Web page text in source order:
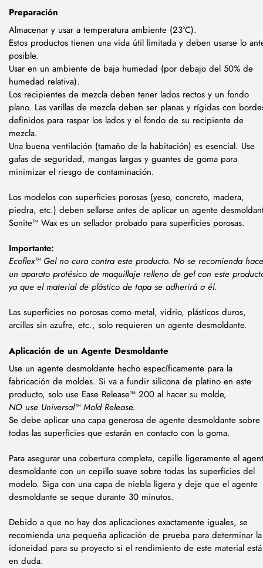
Preparación
Almacenar y usar a temperatura ambiente (23°C).
Estos productos tienen una vida útil limitada y deben usarse lo
posible.
Usar en un ambiente de baja humedad (por debajo del 50% de
humedad relativa).
Los recipientes de mezcla deben tener lados rectos y un fondo
plano. Las varillas de mezcla deben ser planas y rígidas con
definidos para raspar los lados y el fondo de su recipiente de
mezcla.
Una buena ventilación (tamaño de la habitación) es esencial. Use
gafas de seguridad, mangas largas y guantes de goma para
minimizar el riesgo de contaminación.
Los modelos con superficies porosas (yeso, concreto, madera,
piedra, etc.) deben sellarse antes de aplicar un agente
Sonite™ Wax es un sellador probado para superficies porosas.
Importante:
Ecoflex™ Gel no cura contra este producto. No se recomienda
un aparato protésico de maquillaje relleno de gel con este
ya que el material de plástico de tapa se adherirá a él.
Las superficies no porosas como metal, vidrio, plásticos duros,
arcillas sin azufre, etc., solo requieren un agente desmoldante.
Aplicación de un Agente Desmoldante
Use un agente desmoldante hecho específicamente para la
fabricación de moldes. Si va a fundir silicona de platino en este
producto, solo use Ease Release™ 200 al hacer su molde,
NO use Universal™ Mold Release.
Se debe aplicar una capa generosa de agente desmoldante sobre
todas las superficies que estarán en contacto con la goma.
Para asegurar una cobertura completa, cepille ligeramente el
desmoldante con un cepillo suave sobre todas las superficies del
modelo. Siga con una capa de niebla ligera y deje que el agente
desmoldante se seque durante 30 minutos.
Debido a que no hay dos aplicaciones exactamente iguales, se
recomienda una pequeña aplicación de prueba para determinar la
idoneidad para su proyecto si el rendimiento de este material está
en duda.